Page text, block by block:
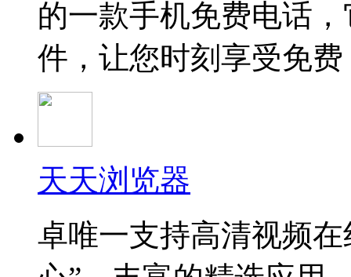
的一款手机免费电话
件，让您时刻享受免
天天浏览器
卓唯一支持高清视频